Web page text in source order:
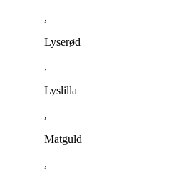
,
Lyserød
,
Lyslilla
,
Matguld
,